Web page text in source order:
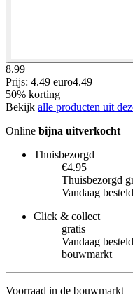
8.99
Prijs: 4.49 euro4.49
50% korting
Bekijk alle producten uit
Online bijna uitverkocht
Thuisbezorgd
€4.95
Thuisbezorgd
Vandaag
Click & collect
gratis
Vandaag
bouwmarkt
Voorraad in de bouwmarkt